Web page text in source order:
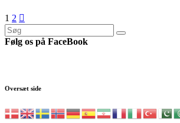
1 2
Følg os på FaceBook
Oversæt side